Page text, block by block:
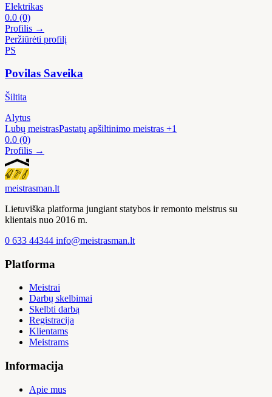
Elektrikas
0.0 (0)
Profilis →
Peržiūrėti profilį
PS
Povilas Saveika
Šiltita
Alytus
Lubų meistrasPastatų apšiltinimo meistras +1
0.0 (0)
Profilis →
meistrasman.lt
Lietuviška platforma jungiant statybos ir remonto meistrus su
klientais nuo 2016 m.
0 633 44344 info@meistrasman.lt
Platforma
Meistrai
Darbų skelbimai
Skelbti darbą
Registracija
Klientams
Meistrams
Informacija
Apie mus